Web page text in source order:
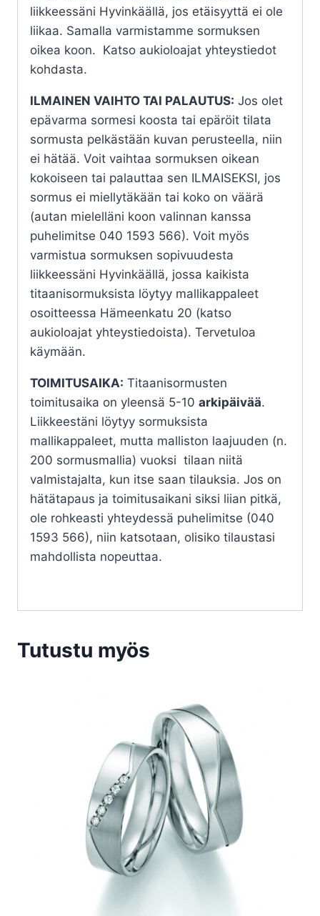
liikkeessäni Hyvinkäällä, jos etäisyyttä ei ole
liikaa. Samalla varmistamme sormuksen
oikea koon. Katso aukioloajat yhteystiedot
kohdasta.
ILMAINEN VAIHTO TAI PALAUTUS: Jos olet
epävarma sormesi koosta tai epäröit tilata
sormusta pelkästään kuvan perusteella, niin
ei hätää. Voit vaihtaa sormuksen oikean
kokoiseen tai palauttaa sen ILMAISEKSI, jos
sormus ei miellytäkään tai koko on väärä
(autan mielelläni koon valinnan kanssa
puhelimitse 040 1593 566). Voit myös
varmistua sormuksen sopivuudesta
liikkeessäni Hyvinkäällä, jossa kaikista
titaanisormuksista löytyy mallikappaleet
osoitteessa Hämeenkatu 20 (katso
aukioloajat yhteystiedoista). Tervetuloa
käymään.
TOIMITUSAIKA: Titaanisormusten
toimitusaika on yleensä 5-10 arkipäivää.
Liikkeestäni löytyy sormuksista
mallikappaleet, mutta malliston laajuuden (n.
200 sormusmallia) vuoksi tilaan niitä
valmistajalta, kun itse saan tilauksia. Jos on
hätätapaus ja toimitusaikani siksi liian pitkä,
ole rohkeasti yhteydessä puhelimitse (040
1593 566), niin katsotaan, olisiko tilaustasi
mahdollista nopeuttaa.
Tutustu myös